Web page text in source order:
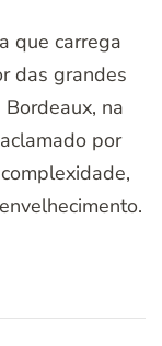
que carrega
das grandes
na
por